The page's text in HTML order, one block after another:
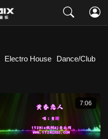
取消
Electro House
Dance/Club
7:06